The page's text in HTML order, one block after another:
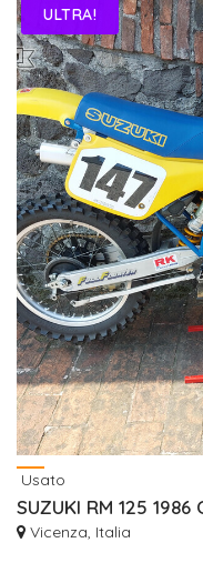
ULTRA!
Usato
SUZUKI RM 125 1986
Vicenza, Italia